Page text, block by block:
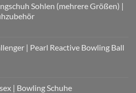
Sohlen (mehrere Größen) |
| Pearl Reactive Bowling Ball
| Bowling Schuhe